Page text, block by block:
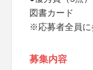
図書カード
※応募者全員に
募集内容